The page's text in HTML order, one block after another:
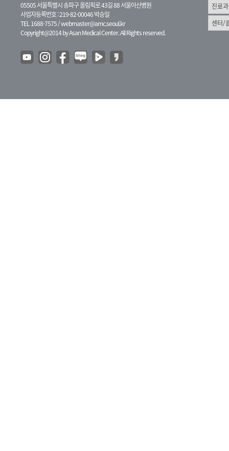
05505 서울특별시 송파구 올림픽로 43길 88 서울아산병원
사업자등록번호 : 219-82-00046 박승일
TEL 1688-7575 /webmaster@amc.seoul.kr
Copyright@2014 by Asan Medical Center. All Rights reserved.